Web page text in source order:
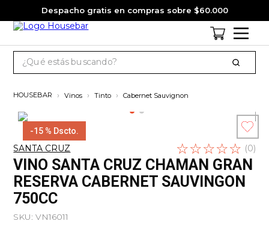
Despacho gratis en compras sobre $60.000
jagermeister
3.
pack
4.
gin
5.
jack daniels
Vinos Tinto Cabernet Sauvignon
-15 % Dscto.
SANTA CRUZ ☆☆☆☆☆ (0)
Escribe un
comentario
VINO SANTA CRUZ CHAMAN GRAN
RESERVA CABERNET SAUVINGON
750CC
SKU:VN16011